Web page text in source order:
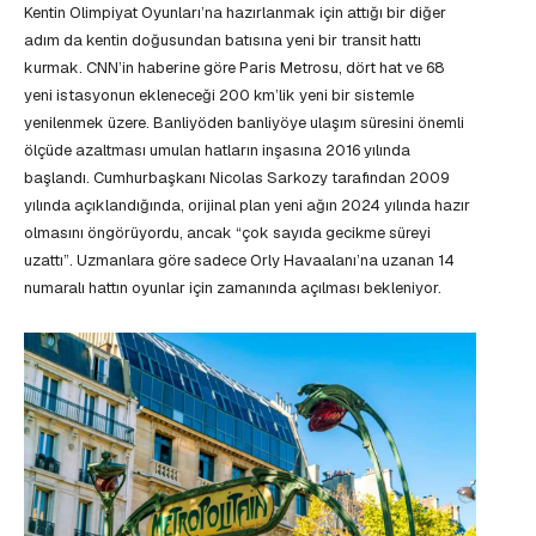
Kentin Olimpiyat Oyunları’na hazırlanmak için attığı bir diğer
adım da kentin doğusundan batısına yeni bir transit hattı
kurmak. CNN’in haberine göre Paris Metrosu, dört hat ve 68
yeni istasyonun ekleneceği 200 km’lik yeni bir sistemle
yenilenmek üzere. Banliyöden banliyöye ulaşım süresini önemli
ölçüde azaltması umulan hatların inşasına 2016 yılında
başlandı. Cumhurbaşkanı Nicolas Sarkozy tarafından 2009
yılında açıklandığında, orijinal plan yeni ağın 2024 yılında hazır
olmasını öngörüyordu, ancak “çok sayıda gecikme süreyi
uzattı”. Uzmanlara göre sadece Orly Havaalanı’na uzanan 14
numaralı hattın oyunlar için zamanında açılması bekleniyor.